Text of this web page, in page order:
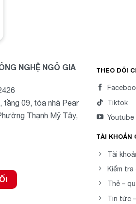
NGHỆ NGÔ GIA
tầng 09, tòa nhà Pear
Thạnh Mỹ Tây,
THEO DÕI
Tiktok
Youtube
TÀI KHOẢN
Tài
Kiểm
Thẻ –
Tin tức